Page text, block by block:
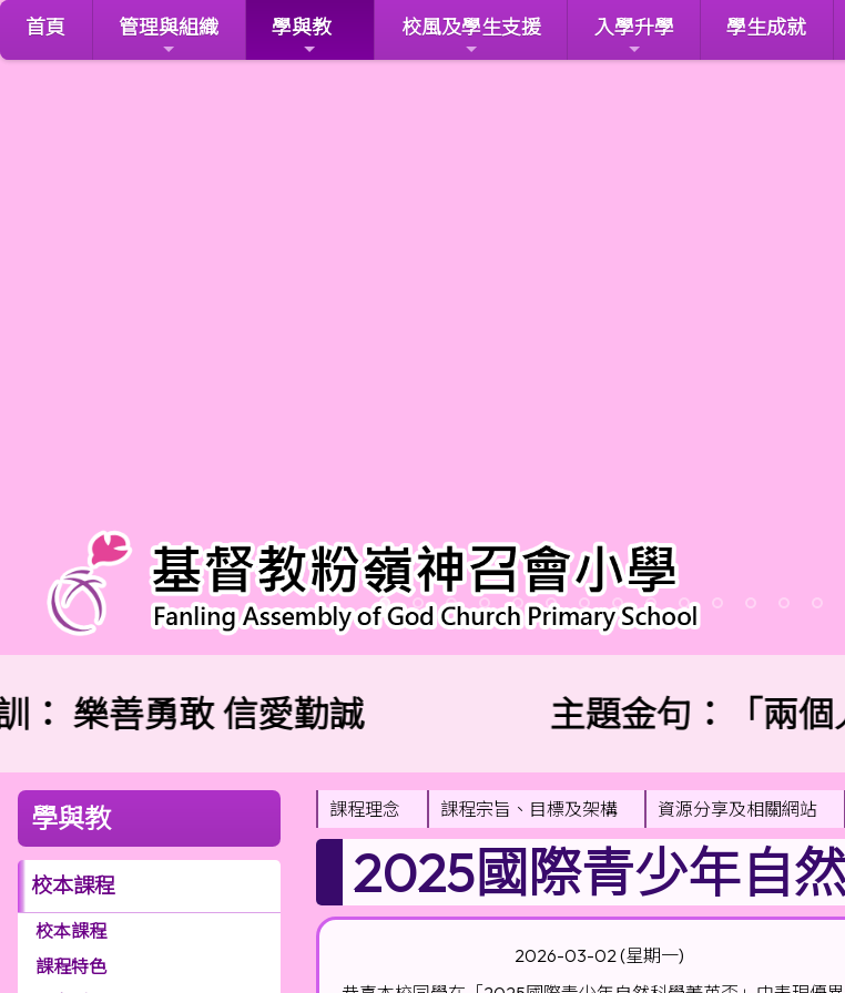
首頁 管理與組織 學與教 校風及學生支援 入學升學 學生成就
： 樂善勇敢 信愛勤誠 主題金句：「兩
學與教
校本課程
校本課程
課程特色
課程理念 課程宗旨、目標及架構 資源分享及相關網站
2025國際青少年自
2026-03-02 (星期一)